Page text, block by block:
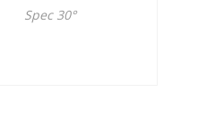
Spec 30°